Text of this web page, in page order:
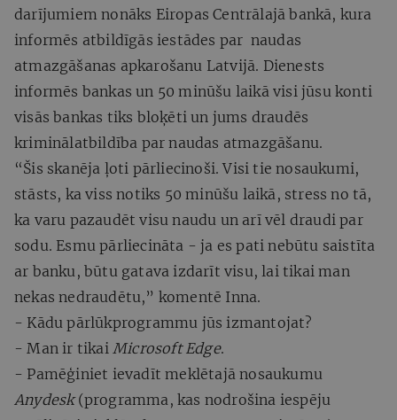
darījumiem nonāks Eiropas Centrālajā bankā, kura
informēs atbildīgās iestādes par naudas
atmazgāšanas apkarošanu Latvijā. Dienests
informēs bankas un 50 minūšu laikā visi jūsu konti
visās bankas tiks bloķēti un jums draudēs
kriminālatbildība par naudas atmazgāšanu.
“Šis skanēja ļoti pārliecinoši. Visi tie nosaukumi,
stāsts, ka viss notiks 50 minūšu laikā, stress no tā,
ka varu pazaudēt visu naudu un arī vēl draudi par
sodu. Esmu pārliecināta - ja es pati nebūtu saistīta
ar banku, būtu gatava izdarīt visu, lai tikai man
nekas nedraudētu,” komentē Inna.
- Kādu pārlūkprogrammu jūs izmantojat?
- Man ir tikai Microsoft Edge.
- Pamēģiniet ievadīt meklētajā nosaukumu
Anydesk(programma, kas nodrošina iespēju